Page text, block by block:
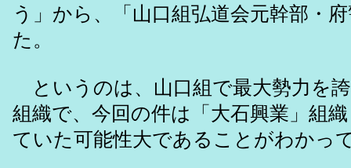
う」から、「山口組弘道会元幹部・
た。
というのは、山口組で最大勢力を
組織で、今回の件は「大石興業」組
ていた可能性大であることがわかっ